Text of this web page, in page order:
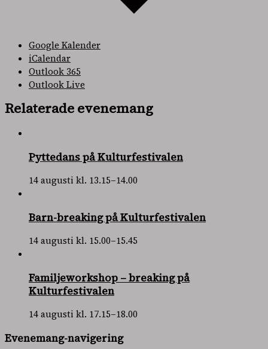
Google Kalender
iCalendar
Outlook 365
Outlook Live
Relaterade evenemang
Pyttedans på Kulturfestivalen
14 augusti kl. 13.15–14.00
Barn-breaking på Kulturfestivalen
14 augusti kl. 15.00–15.45
Familjeworkshop – breaking på
Kulturfestivalen
14 augusti kl. 17.15–18.00
Evenemang-navigering